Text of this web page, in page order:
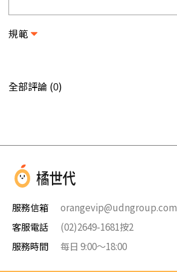
規範
全部評論 (0)
服務信箱
orangevip@udngroup.com
客服電話
(02)2649-1681按2
服務時間
每日 9:00～18:00